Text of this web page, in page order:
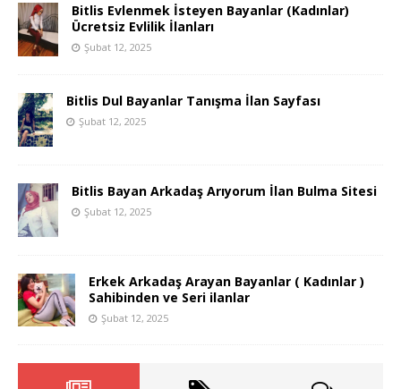
Bitlis Evlenmek İsteyen Bayanlar (Kadınlar)
Ücretsiz Evlilik İlanları
Şubat 12, 2025
Bitlis Dul Bayanlar Tanışma İlan Sayfası
Şubat 12, 2025
Bitlis Bayan Arkadaş Arıyorum İlan Bulma Sitesi
Şubat 12, 2025
Erkek Arkadaş Arayan Bayanlar ( Kadınlar )
Sahibinden ve Seri ilanlar
Şubat 12, 2025